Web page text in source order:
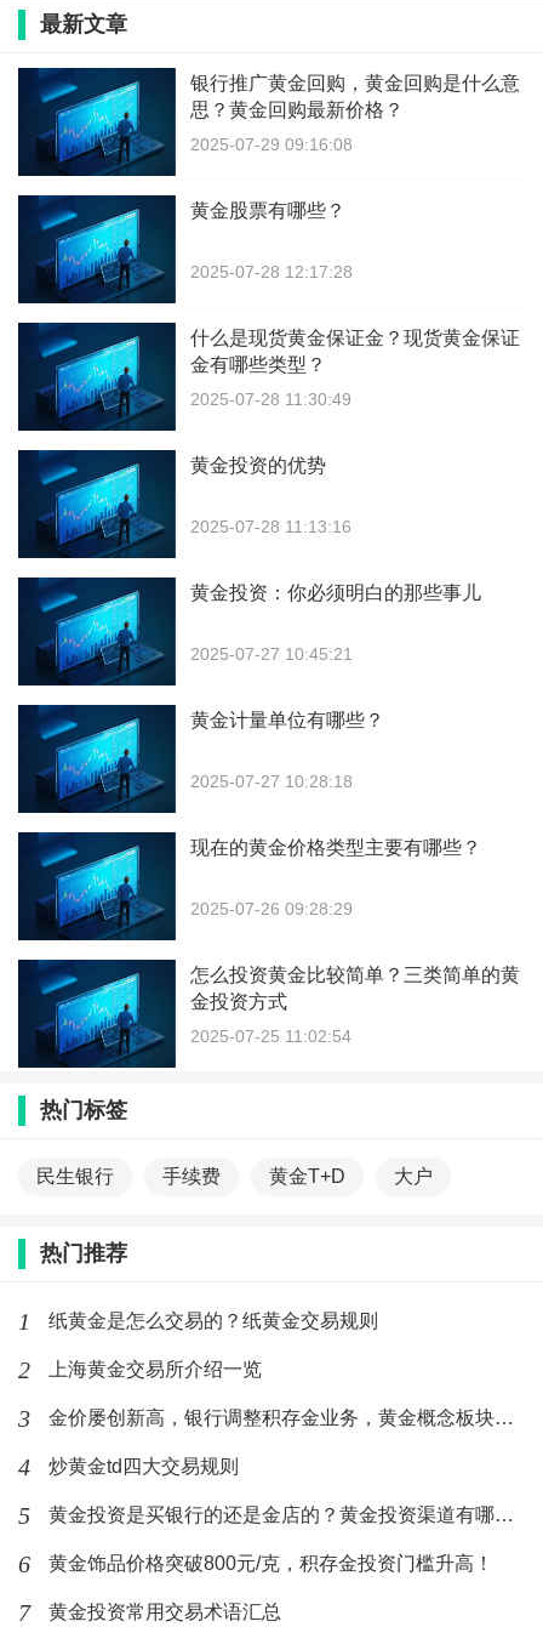
最新文章
银行推广黄金回购，黄金回购是什么意
思？黄金回购最新价格？
2025-07-29 09:16:08
黄金股票有哪些？
2025-07-28 12:17:28
什么是现货黄金保证金？现货黄金保证
金有哪些类型？
2025-07-28 11:30:49
黄金投资的优势
2025-07-28 11:13:16
黄金投资：你必须明白的那些事儿
2025-07-27 10:45:21
黄金计量单位有哪些？
2025-07-27 10:28:18
现在的黄金价格类型主要有哪些？
2025-07-26 09:28:29
怎么投资黄金比较简单？三类简单的黄
金投资方式
2025-07-25 11:02:54
热门标签
民生银行 手续费 黄金T+D 大户
热门推荐
1 纸黄金是怎么交易的？纸黄金交易规则
2 上海黄金交易所介绍一览
3 金价屡创新高，银行调整积存金业务，黄金概念板块最新消息！
4 炒黄金td四大交易规则
5 黄金投资是买银行的还是金店的？黄金投资渠道有哪些？
6 黄金饰品价格突破800元/克，积存金投资门槛升高！
7 黄金投资常用交易术语汇总